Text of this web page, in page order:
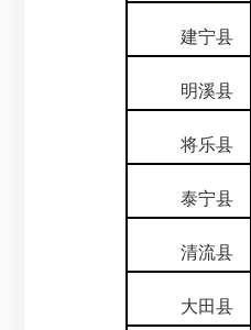
建宁县
明溪县
将乐县
泰宁县
清流县
大田县